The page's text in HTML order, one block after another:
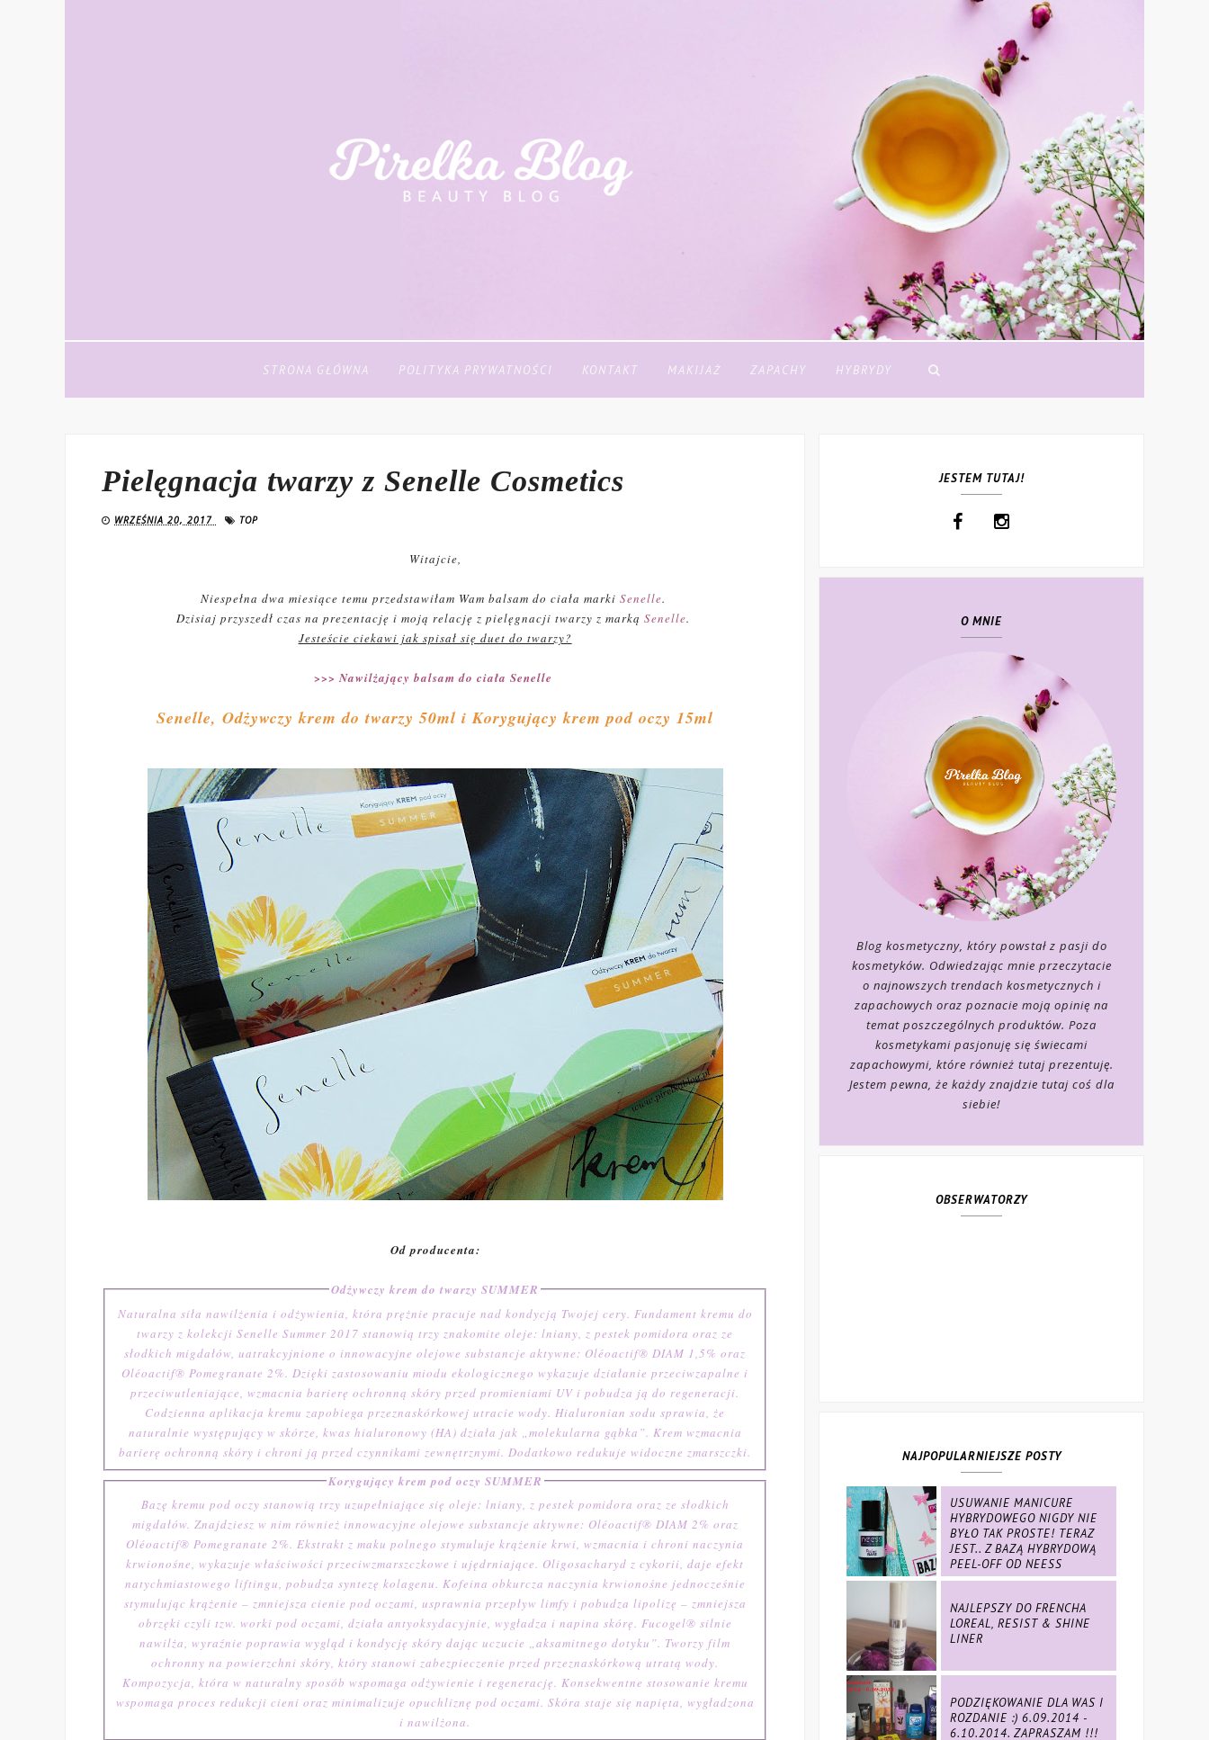
STRONA GŁÓWNA POLITYKA PRYWATNOŚCI KONTAKT MAKIJAŻ ZAPACHY HYBRYDY
Pielęgnacja twarzy z Senelle Cosmetics
WRZEŚNIA 20, 2017 TOP
Witajcie,
Niespełna dwa miesiące temu przedstawiłam Wam balsam do ciała marki Senelle.
Dzisiaj przyszedł czas na prezentację i moją relację z pielęgnacji twarzy z marką Senelle.
Jesteście ciekawi jak spisał się duet do twarzy?
>>> Nawilżający balsam do ciała Senelle
Senelle, Odżywczy krem do twarzy 50ml i Korygujący krem pod oczy 15ml
Od producenta:
Odżywczy krem do twarzy SUMMER
Naturalna siła nawilżenia i odżywienia, która prężnie pracuje nad kondycją Twojej cery. Fundament kremu do
twarzy z kolekcji Senelle Summer 2017 stanowią trzy znakomite oleje: lniany, z pestek pomidora oraz ze
słodkich migdałów, uatrakcyjnione o innowacyjne olejowe substancje aktywne: Oléoactif® DIAM 1,5% oraz
Oléoactif® Pomegranate 2%. Dzięki zastosowaniu miodu ekologicznego wykazuje działanie przeciwzapalne i
przeciwutleniające, wzmacnia barierę ochronną skóry przed promieniami UV i pobudza ją do regeneracji.
Codzienna aplikacja kremu zapobiega przeznaskórkowej utracie wody. Hialuronian sodu sprawia, że
naturalnie występujący w skórze, kwas hialuronowy (HA) działa jak „molekularna gąbka”. Krem wzmacnia
barierę ochronną skóry i chroni ją przed czynnikami zewnętrznymi. Dodatkowo redukuje widoczne zmarszczki.
Korygujący krem pod oczy SUMMER
Bazę kremu pod oczy stanowią trzy uzupełniające się oleje: lniany, z pestek pomidora oraz ze słodkich
migdałów. Znajdziesz w nim również innowacyjne olejowe substancje aktywne: Oléoactif® DIAM 2% oraz
Oléoactif® Pomegranate 2%. Ekstrakt z maku polnego stymuluje krążenie krwi, wzmacnia i chroni naczynia
krwionośne, wykazuje właściwości przeciwzmarszczkowe i ujędrniające. Oligosacharyd z cykorii, daje efekt
natychmiastowego liftingu, pobudza syntezę kolagenu. Kofeina obkurcza naczynia krwionośne jednocześnie
stymulując krążenie – zmniejsza cienie pod oczami, usprawnia przepływ limfy i pobudza lipolizę – zmniejsza
obrzęki czyli tzw. worki pod oczami, działa antyoksydacyjnie, wygładza i napina skórę. Fucogel® silnie
nawilża, wyraźnie poprawia wygląd i kondycję skóry dając uczucie „aksamitnego dotyku”. Tworzy film
ochronny na powierzchni skóry, który stanowi zabezpieczenie przed przeznaskórkową utratą wody.
Kompozycja, która w naturalny sposób wspomaga odżywienie i regenerację. Konsekwentne stosowanie kremu
wspomaga proces redukcji cieni oraz minimalizuje opuchliznę pod oczami. Skóra staje się napięta, wygładzona
i nawilżona.
JESTEM TUTAJ!
O MNIE
Blog kosmetyczny, który powstał z pasji do
kosmetyków. Odwiedzając mnie przeczytacie
o najnowszych trendach kosmetycznych i
zapachowych oraz poznacie moją opinię na
temat poszczególnych produktów. Poza
kosmetykami pasjonuję się świecami
zapachowymi, które również tutaj prezentuję.
Jestem pewna, że każdy znajdzie tutaj coś dla
siebie!
OBSERWATORZY
NAJPOPULARNIEJSZE POSTY
USUWANIE MANICURE
HYBRYDOWEGO NIGDY NIE
BYŁO TAK PROSTE! TERAZ
JEST.. Z BAZĄ HYBRYDOWĄ
PEEL-OFF OD NEESS
NAJLEPSZY DO FRENCHA
LOREAL, RESIST & SHINE
LINER
PODZIĘKOWANIE DLA WAS I
ROZDANIE :) 6.09.2014 -
6.10.2014. ZAPRASZAM !!!